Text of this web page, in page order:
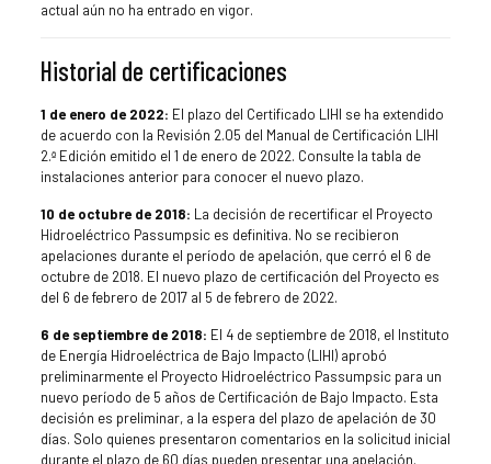
actual aún no ha entrado en vigor.
Historial de certificaciones
1 de enero de 2022: El plazo del Certificado LIHI se ha extendido
de acuerdo con la Revisión 2.05 del Manual de Certificación LIHI
2.ª Edición emitido el 1 de enero de 2022. Consulte la tabla de
instalaciones anterior para conocer el nuevo plazo.
10 de octubre de 2018: La decisión de recertificar el Proyecto
Hidroeléctrico Passumpsic es definitiva. No se recibieron
apelaciones durante el período de apelación, que cerró el 6 de
octubre de 2018. El nuevo plazo de certificación del Proyecto es
del 6 de febrero de 2017 al 5 de febrero de 2022.
6 de septiembre de 2018: El 4 de septiembre de 2018, el Instituto
de Energía Hidroeléctrica de Bajo Impacto (LIHI) aprobó
preliminarmente el Proyecto Hidroeléctrico Passumpsic para un
nuevo período de 5 años de Certificación de Bajo Impacto. Esta
decisión es preliminar, a la espera del plazo de apelación de 30
días. Solo quienes presentaron comentarios en la solicitud inicial
durante el plazo de 60 días pueden presentar una apelación.